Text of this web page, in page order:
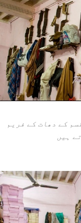
کے دھات کے فریم
ہیں